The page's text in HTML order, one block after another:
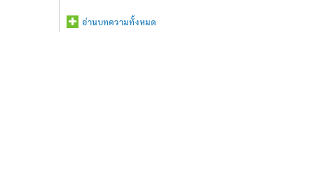
อ่านบทความทั้งหมด